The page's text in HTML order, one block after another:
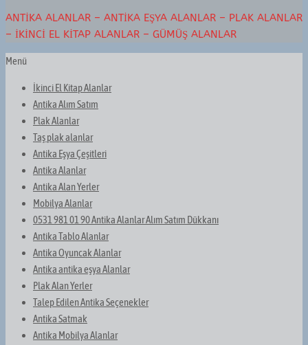
ANTIKA ALANLAR – ANTIKA EŞYA ALANLAR – PLAK ALANLAR
– İKINCI EL KITAP ALANLAR – GÜMÜŞ ALANLAR
Menü
İkinci El Kitap Alanlar
Antika Alım Satım
Plak Alanlar
Taş plak alanlar
Antika Eşya Çeşitleri
Antika Alanlar
Antika Alan Yerler
Mobilya Alanlar
0531 981 01 90 Antika Alanlar Alım Satım Dükkanı
Antika Tablo Alanlar
Antika Oyuncak Alanlar
Antika antika eşya Alanlar
Plak Alan Yerler
Talep Edilen Antika Seçenekler
Antika Satmak
Antika Mobilya Alanlar